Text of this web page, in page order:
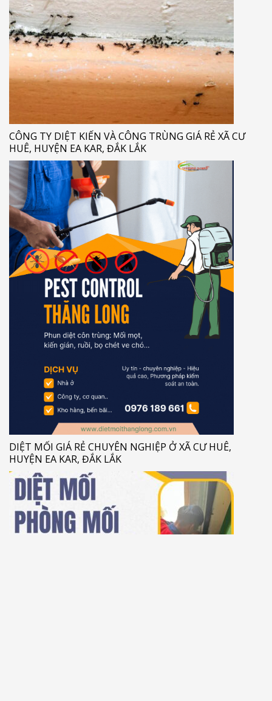
CÔNG TY DIỆT KIẾN VÀ CÔNG TRÙNG GIÁ RẺ XÃ CƯ
HUÊ, HUYỆN EA KAR, ĐẮK LẮK
DIỆT MỐI GIÁ RẺ CHUYÊN NGHIỆP Ở XÃ CƯ HUÊ,
HUYỆN EA KAR, ĐẮK LẮK